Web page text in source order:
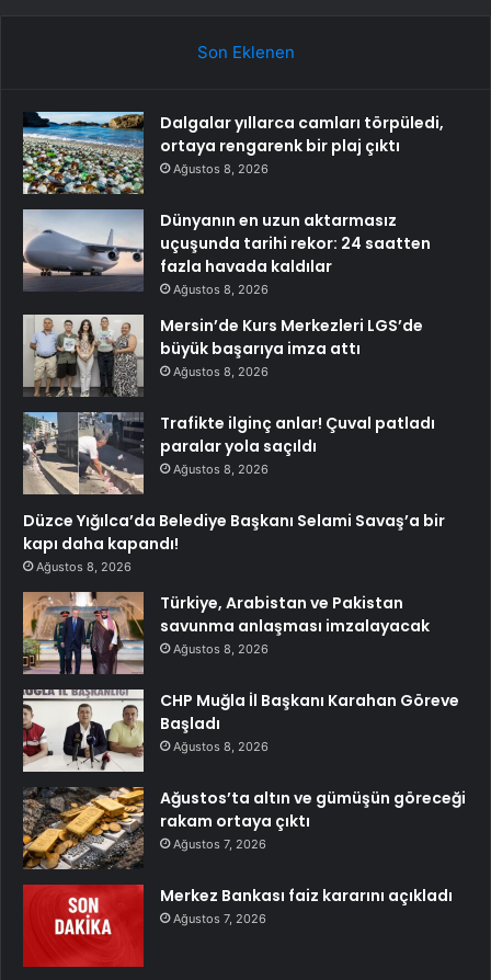
Son Eklenen
Dalgalar yıllarca camları törpüledi,
ortaya rengarenk bir plaj çıktı
Ağustos 8, 2026
Dünyanın en uzun aktarmasız
uçuşunda tarihi rekor: 24 saatten
fazla havada kaldılar
Ağustos 8, 2026
Mersin’de Kurs Merkezleri LGS’de
büyük başarıya imza attı
Ağustos 8, 2026
Trafikte ilginç anlar! Çuval patladı
paralar yola saçıldı
Ağustos 8, 2026
Düzce Yığılca’da Belediye Başkanı Selami Savaş’a bir
kapı daha kapandı!
Ağustos 8, 2026
Türkiye, Arabistan ve Pakistan
savunma anlaşması imzalayacak
Ağustos 8, 2026
CHP Muğla İl Başkanı Karahan Göreve
Başladı
Ağustos 8, 2026
Ağustos’ta altın ve gümüşün göreceği
rakam ortaya çıktı
Ağustos 7, 2026
Merkez Bankası faiz kararını açıkladı
Ağustos 7, 2026